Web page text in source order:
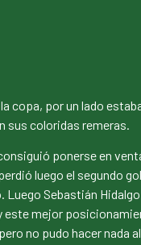
copa, por un lado
sus coloridas remeras.
ponerse en
luego el segundo
Sebastián
mejor
no pudo hacer